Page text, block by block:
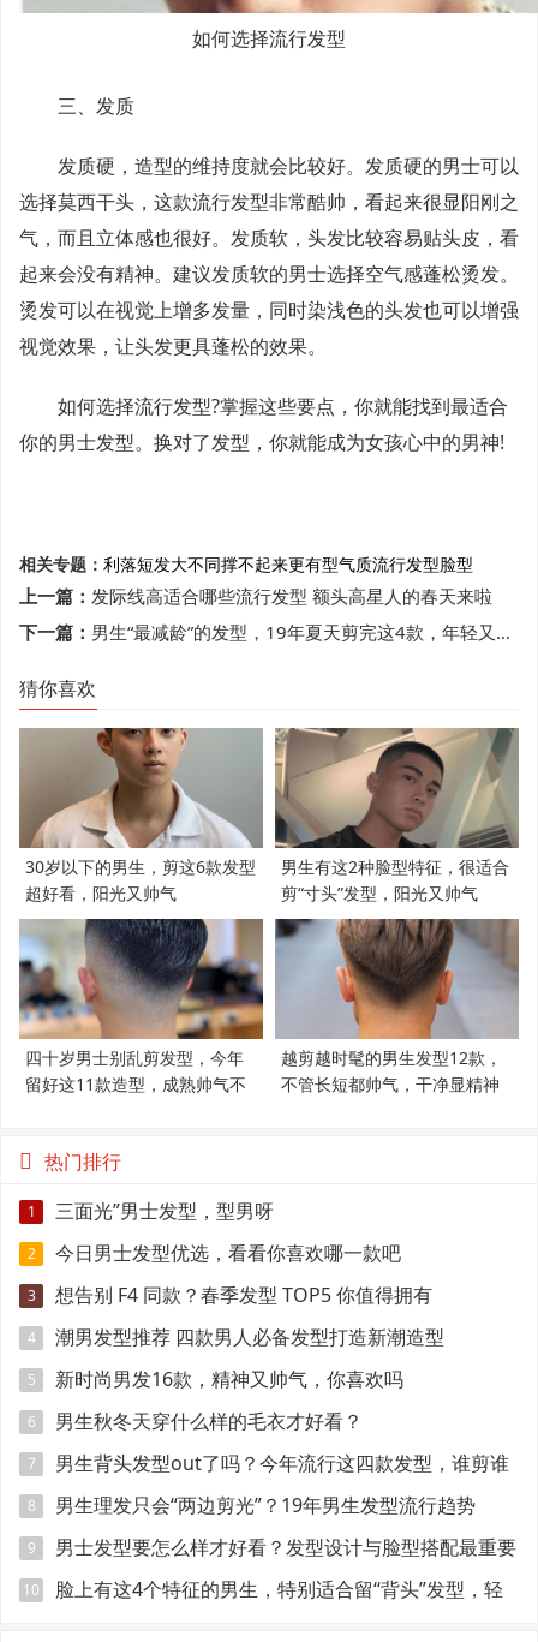
如何选择流行发型
三、发质
发质硬，造型的维持度就会比较好。发质硬的男士可以
选择莫西干头，这款流行发型非常酷帅，看起来很显阳刚之
气，而且立体感也很好。发质软，头发比较容易贴头皮，看
起来会没有精神。建议发质软的男士选择空气感蓬松烫发。
烫发可以在视觉上增多发量，同时染浅色的头发也可以增强
视觉效果，让头发更具蓬松的效果。
如何选择流行发型?掌握这些要点，你就能找到最适合
你的男士发型。换对了发型，你就能成为女孩心中的男神!
相关专题： 利落短发大不同撑不起来更有型气质流行发型脸型
上一篇： 发际线高适合哪些流行发型 额头高星人的春天来啦
下一篇： 男生“最减龄”的发型，19年夏天剪完这4款，年轻又帅气
猜你喜欢
30岁以下的男生，剪这6款发型
超好看，阳光又帅气
男生有这2种脸型特征，很适合
剪“寸头”发型，阳光又帅气
四十岁男士别乱剪发型，今年
留好这11款造型，成熟帅气不
越剪越时髦的男生发型12款，
不管长短都帅气，干净显精神
热门排行
1 三面光”男士发型，型男呀
2 今日男士发型优选，看看你喜欢哪一款吧
3 想告别 F4 同款？春季发型 TOP5 你值得拥有
4 潮男发型推荐 四款男人必备发型打造新潮造型
5 新时尚男发16款，精神又帅气，你喜欢吗
6 男生秋冬天穿什么样的毛衣才好看？
7
男生背头发型out了吗？今年流行这四款发型，谁剪谁
帅！
8 男生理发只会“两边剪光”？19年男生发型流行趋势
9 男士发型要怎么样才好看？发型设计与脸型搭配最重要
10
脸上有这4个特征的男生，特别适合留“背头”发型，轻